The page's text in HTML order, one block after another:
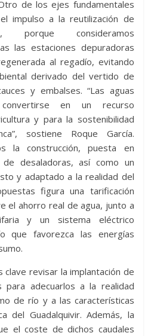
de los ejes fundamentales
impulso a la reutilización de
porque consideramos
las estaciones depuradoras
al regadío, evitando
derivado del vertido de
y embalses. “Las aguas
en un recurso
y para la sostenibilidad
sostiene Roque García.
la construcción, puesta en
de desaladoras, así como un
y adaptado a la realidad del
figura una tarificación
el ahorro real de agua, junto a
y un sistema eléctrico
que favorezca las energías
clave revisar la implantación de
para adecuarlos a la realidad
de río y a las características
del Guadalquivir. Además, la
el coste de dichos caudales